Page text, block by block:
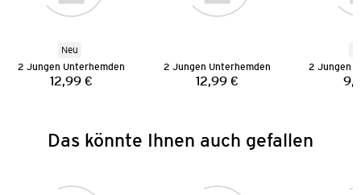
Neu
2 Jungen Unterhemden
Preis:
12,99 €
2 Jungen Unterhemden
Preis:
12,99 €
2 Jungen
Das könnte Ihnen auch gefallen